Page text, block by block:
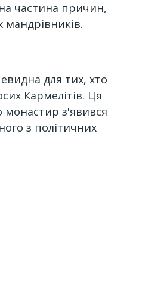
частина причин,
для тих, хто
Кармелітів. Ця
монастир з'явився
з політичних